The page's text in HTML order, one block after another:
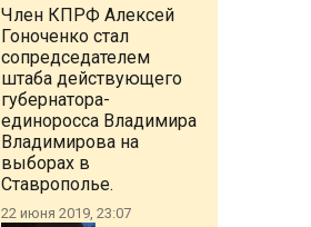
Член КПРФ Алексей
Гоноченко стал
сопредседателем
штаба действующего
губернатора-
единоросса Владимира
Владимирова на
выборах в
Ставрополье.
22 июня 2019, 23:07